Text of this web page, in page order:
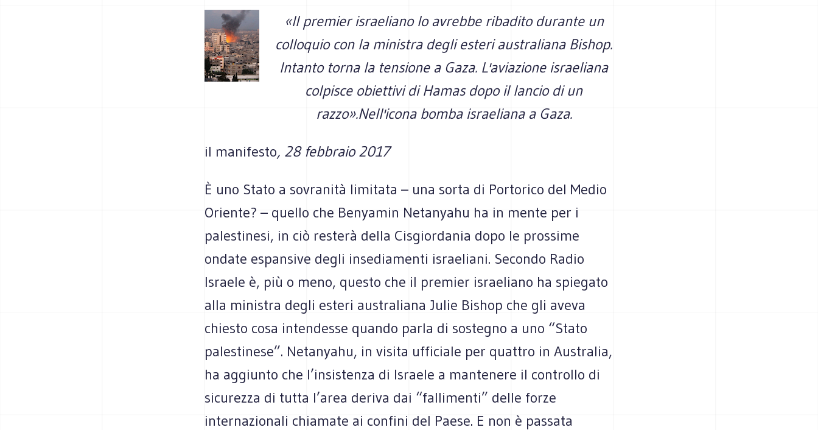
«Il premier israeliano lo avrebbe ribadito durante un
colloquio con la ministra degli esteri australiana Bishop.
Intanto torna la tensione a Gaza. L'aviazione israeliana
colpisce obiettivi di Hamas dopo il lancio di un
razzo».Nell'icona bomba israeliana a Gaza.
il manifesto, 28 febbraio 2017
È uno Stato a sovranità limitata – una sorta di Portorico del Medio
Oriente? – quello che Benyamin Netanyahu ha in mente per i
palestinesi, in ciò resterà della Cisgiordania dopo le prossime
ondate espansive degli insediamenti israeliani. Secondo Radio
Israele è, più o meno, questo che il premier israeliano ha spiegato
alla ministra degli esteri australiana Julie Bishop che gli aveva
chiesto cosa intendesse quando parla di sostegno a uno “Stato
palestinese”. Netanyahu, in visita ufficiale per quattro in Australia,
ha aggiunto che l’insistenza di Israele a mantenere il controllo di
sicurezza di tutta l’area deriva dai “fallimenti” delle forze
internazionali chiamate ai confini del Paese. E non è passata